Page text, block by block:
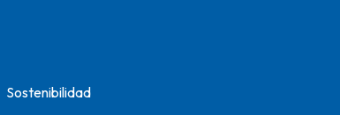
Sostenibilidad